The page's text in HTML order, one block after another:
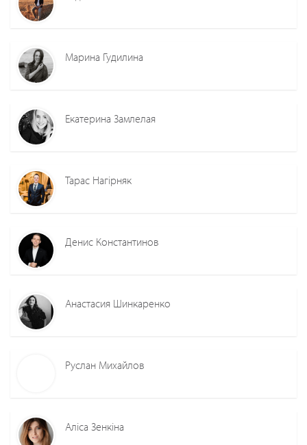
Марина Гудилина
Екатерина Замлелая
Тарас Нагірняк
Денис Константинов
Анастасия Шинкаренко
Руслан Михайлов
Аліса Зенкіна